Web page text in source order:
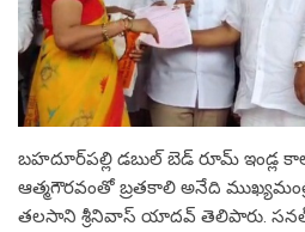
బహదూర్‌పల్లి డబుల్ బెడ్ రూమ్ ఇండ్ల
ఆత్మగౌరవంతో బ్రతకాలి అనేది
తలసాని శ్రీనివాస్ యాదవ్ తెలిపారు.